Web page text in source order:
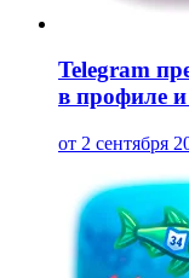
Telegram
в профиле
от 2 сентября